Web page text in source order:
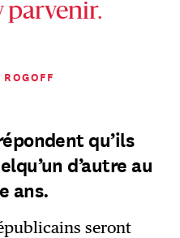
parvenir.
qu’ils
d’autre au
ans.
seront